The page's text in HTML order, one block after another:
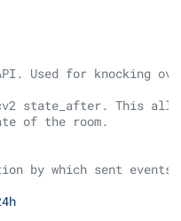
API. Used for knocking
state_after. This
of the room.
by which sent